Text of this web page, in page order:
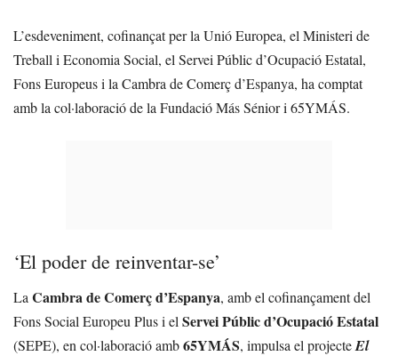
L’esdeveniment, cofinançat per la Unió Europea, el Ministeri de
Treball i Economia Social, el Servei Públic d’Ocupació Estatal,
Fons Europeus i la Cambra de Comerç d’Espanya, ha comptat
amb la col·laboració de la Fundació Más Sénior i 65YMÁS.
‘El poder de reinventar-se’
La Cambra de Comerç d’Espanya, amb el cofinançament del
Fons Social Europeu Plus i el Servei Públic d’Ocupació Estatal
(SEPE), en col·laboració amb65YMÁS, impulsa el projecteEl